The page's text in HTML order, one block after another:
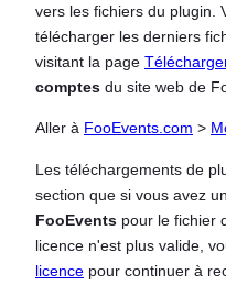
vers les fichiers du plugin.
télécharger les derniers
visitant la page
comptes du site web de
Aller à FooEvents.com >
Les téléchargements de
section que si vous avez
FooEvents pour le fichier
licence n'est plus valide,
licence pour continuer à